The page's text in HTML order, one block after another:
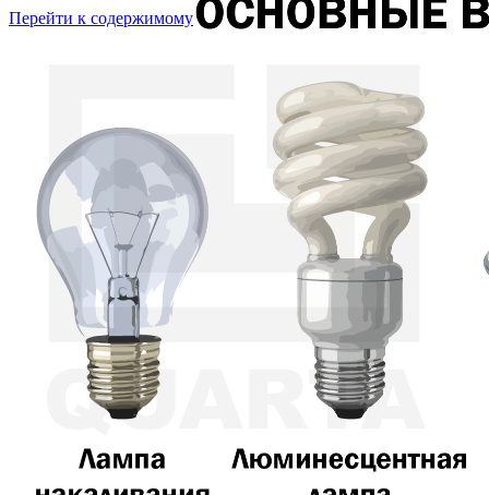
Перейти к содержимому